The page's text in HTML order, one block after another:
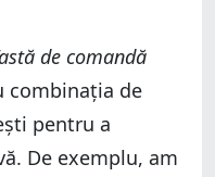
de comandă
combinația de
pentru a
De exemplu, am